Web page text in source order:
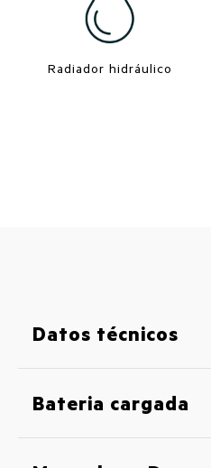
Radiador hidráulico
Datos técnicos
Bateria cargada